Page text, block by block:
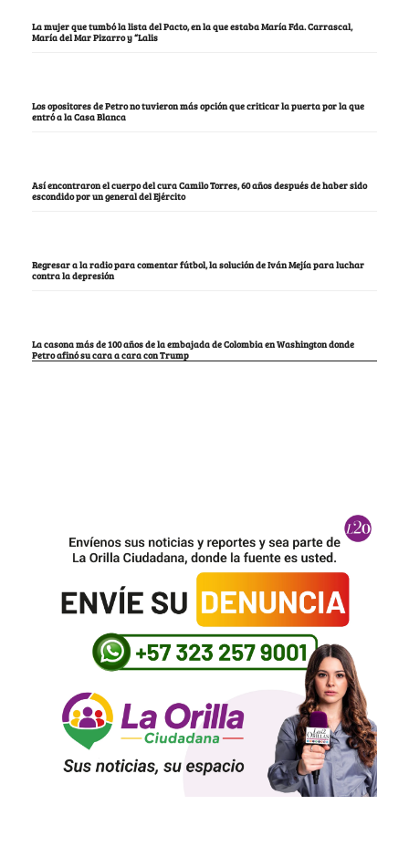
La mujer que tumbó la lista del Pacto, en la que estaba María Fda. Carrascal,
María del Mar Pizarro y “Lalis
Los opositores de Petro no tuvieron más opción que criticar la puerta por la que
entró a la Casa Blanca
Así encontraron el cuerpo del cura Camilo Torres, 60 años después de haber sido
escondido por un general del Ejército
Regresar a la radio para comentar fútbol, la solución de Iván Mejía para luchar
contra la depresión
La casona más de 100 años de la embajada de Colombia en Washington donde
Petro afinó su cara a cara con Trump